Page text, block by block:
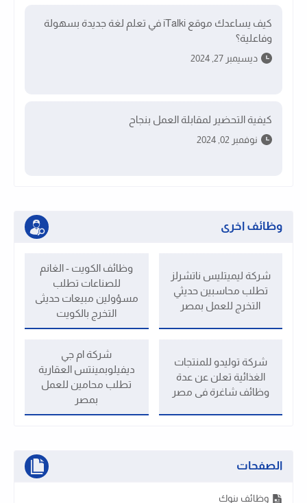
كيف يساعدك موقع iTalki في تعلم لغة جديدة بسهولة
وفاعلية؟
ديسيمبر 27, 2024
كيفية التحضير لمقابلة العمل بنجاح
نوفمبر 02, 2024
وظائف اخرى
شركة ليميتليس ناتشرلز
تطلب محاسبين حديثي
التخرج للعمل بمصر
وظائف الكويت - الغانم
للصناعات تطلب
مسؤولين مبيعات حديثى
التخرج بالكويت
شركة توليدو للمنتجات
الغذائية تعلن عن عدة
وظائف شاغرة فى مصر
شركة ام جي
ديفيلوبمينتس العقارية
تطلب محامين للعمل
بمصر
الصفحات
وظائف بنوك